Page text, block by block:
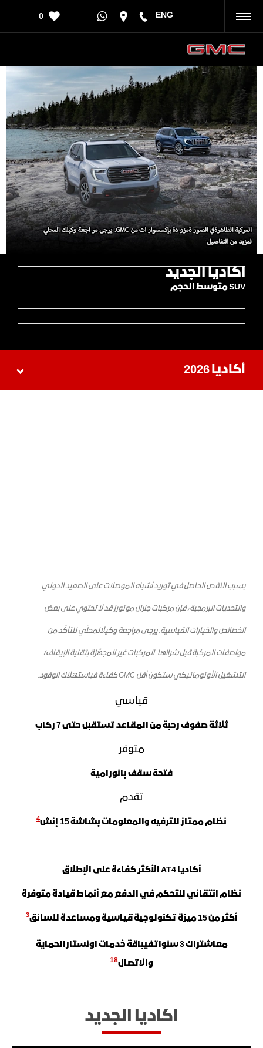
ENG
0
اكاديا الجديد
SUV متوسط الحجم
أكاديا 2026
بسبب النقص الحاصل في توريد أشباه الموصلات على الصعيد الدولي
والتحديات البرمجية، فإن مركبات جنرال موتورز قد لا تحتوي على بعض
الخصائص والخيارات القياسية. يرجى مراجعة وكيلالمحلّي للتأكّد من
مواصفات المركبة قبل شرائها. المركبات غير المجهَّزة بتقنية الإيقاف/
التشغيل الأوتوماتيكيستكونأقل GMC كفاءةفياستهلاك الوقود.
قياسي
ثلاثة صفوف رحبة من المقاعد تستقبل حتى 7 ركاب
متوفر
فتحة سقف بانورامية
​تقدم
نظام ممتاز للترفيه والمعلومات بشاشة 15 إنش 4
أكاديا AT4 الأكثر كفاءة على الإطلاق
نظام انتقائي للتحكم في الدفع مع أنماط قيادة متوفرة
أكثر من 15 ميزة تكنولوجية قياسية ومساعدة للسائق 3
معاشتراك3 سنواتفيباقة خدمات اونستارالحماية
والاتصال18
اكاديا الجديد